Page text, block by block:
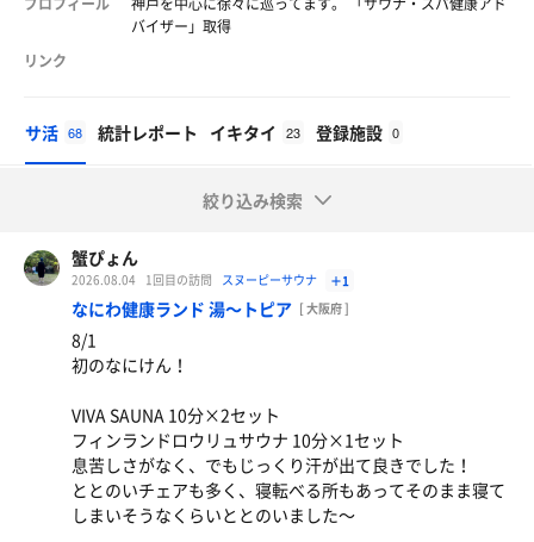
バイザー」取得
リンク
サ活 68 統計レポート イキタイ 23 登録施設 0
絞り込み検索
蟹ぴょん
2026.08.04 1回目の訪問 スヌーピーサウナ ＋1
なにわ健康ランド 湯〜トピア [ 大阪府 ]
8/1
初のなにけん！
VIVA SAUNA 10分×2セット
フィンランドロウリュサウナ 10分×1セット
息苦しさがなく、でもじっくり汗が出て良きでした！
ととのいチェアも多く、寝転べる所もあってそのまま寝て
しまいそうなくらいととのいました〜